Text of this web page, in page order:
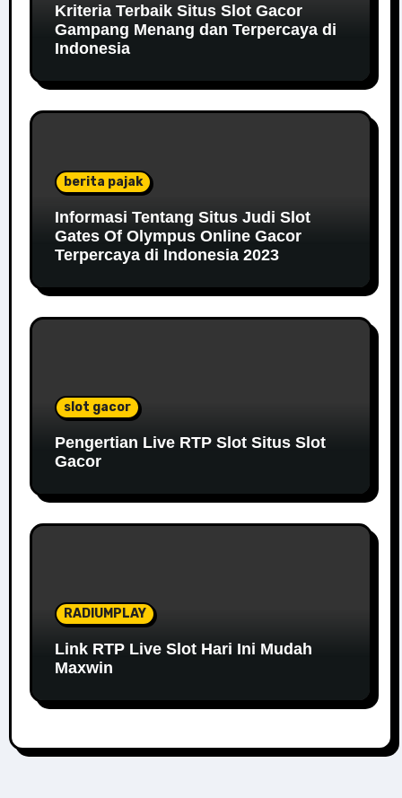
Kriteria Terbaik Situs Slot Gacor
Gampang Menang dan Terpercaya di
Indonesia
berita pajak
Informasi Tentang Situs Judi Slot
Gates Of Olympus Online Gacor
Terpercaya di Indonesia 2023
slot gacor
Pengertian Live RTP Slot Situs Slot
Gacor
RADIUMPLAY
Link RTP Live Slot Hari Ini Mudah
Maxwin